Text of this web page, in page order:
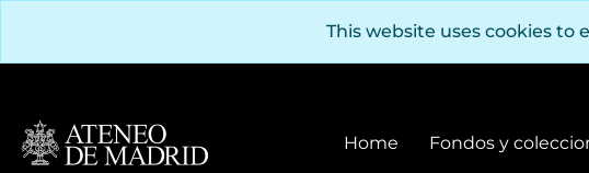
This website uses cookies
Home Fondos y